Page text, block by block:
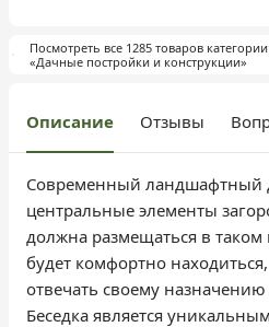
Посмотреть все 1285 товаров категории
«Дачные постройки и конструкции»
Описание Отзывы
Современный ландшафтный
центральные элементы
должна размещаться в таком
будет комфортно
отвечать своему
Беседка является